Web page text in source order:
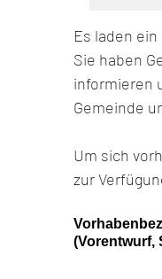
Es laden
Sie haben
informieren
Gemeinde
Um sich
zur
(Vorentwurf,